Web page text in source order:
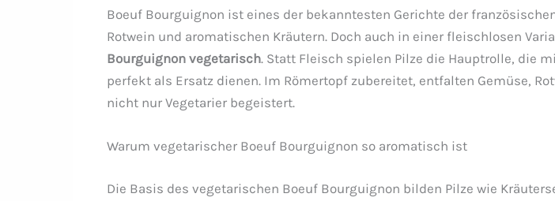
Boeuf Bourguignon ist eines der bekanntesten Gerichte der
Rotwein und aromatischen Kräutern. Doch auch in einer fleischlosen
Bourguignon vegetarisch. Statt Fleisch spielen Pilze die Hauptrolle, die
perfekt als Ersatz dienen. Im Römertopf zubereitet, entfalten Gemüse,
nicht nur Vegetarier begeistert.
Warum vegetarischer Boeuf Bourguignon so aromatisch ist
Die Basis des vegetarischen Boeuf Bourguignon bilden Pilze wie